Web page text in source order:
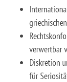
verwertbar
Diskretion
für